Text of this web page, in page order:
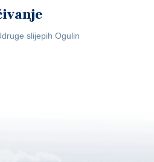
slijepih Ogulin